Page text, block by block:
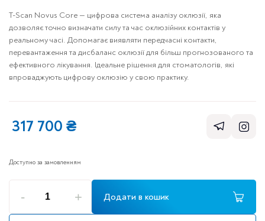
T-Scan Novus Core — цифрова система аналізу оклюзії, яка
дозволяє точно визначати силу та час оклюзійних контактів у
реальному часі. Допомагає виявляти передчасні контакти,
перевантаження та дисбаланс оклюзії для більш прогнозованого та
ефективного лікування. Ідеальне рішення для стоматологів, які
впроваджують цифрову оклюзію у свою практику.
317 700 ₴
Доступно за замовленням
-
Система
цифрового
+ Додати в кошик